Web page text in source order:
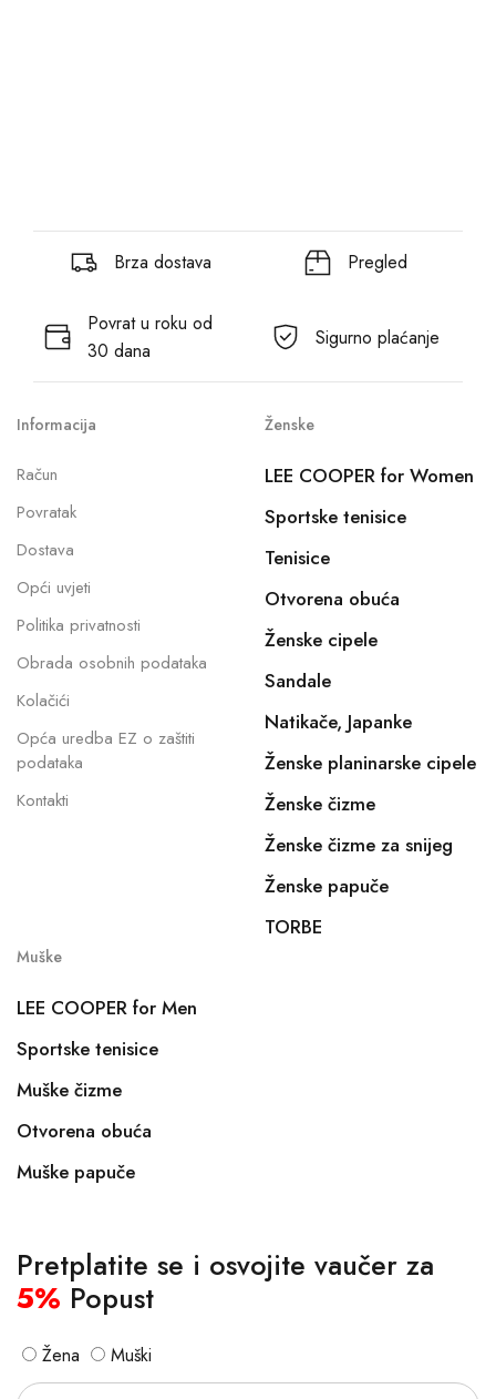
Brza dostava Pregled
Povrat u roku od
30 dana
Sigurno plaćanje
Informacija
Račun
Povratak
Dostava
Opći uvjeti
Politika privatnosti
Obrada osobnih podataka
Kolačići
Opća uredba EZ o zaštiti
podataka
Kontakti
Ženske
LEE COOPER for Women
Sportske tenisice
Tenisice
Otvorena obuća
Ženske cipele
Sandale
Natikače, Japanke
Ženske planinarske cipele
Ženske čizme
Ženske čizme za snijeg
Ženske papuče
TORBE
Muške
LEE COOPER for Men
Sportske tenisice
Muške čizme
Otvorena obuća
Muške papuče
Pretplatite se i osvojite vaučer za
5% Popust
Žena Muški